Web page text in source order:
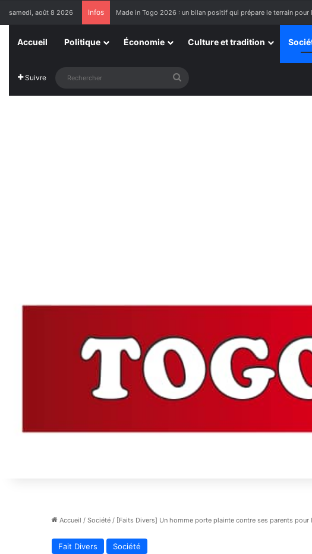
samedi, août 8 2026 Infos Made in Togo 2026 : un bilan positif qui prépare le terrain pour
Accueil Politique Économie Culture et tradition
Suivre
Accueil / Société / [Faits Divers] Un homme porte plainte contre ses parents pour
Fait Divers Société